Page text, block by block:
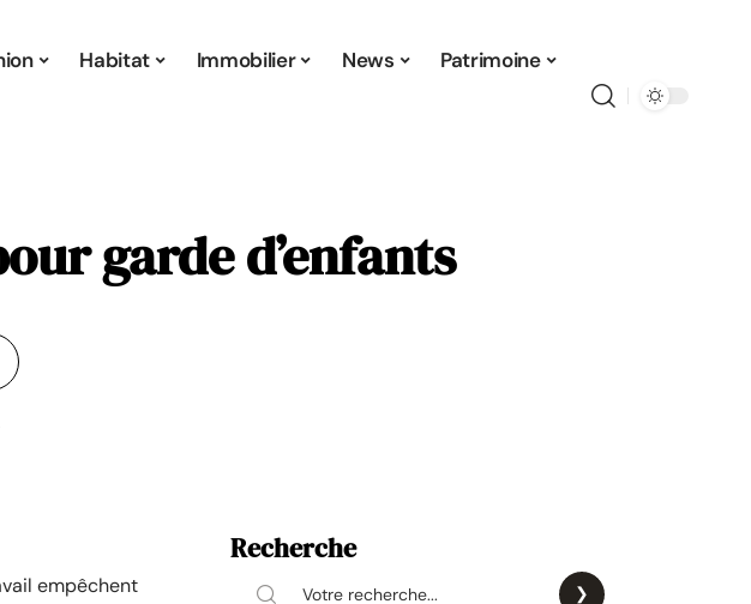
Habitat Immobilier News Patrimoine
garde d’enfants
empêchent
Recherche